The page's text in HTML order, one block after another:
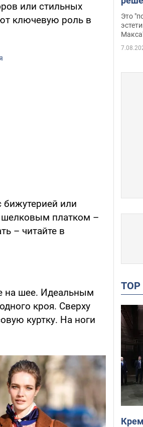
или стильных
ключевую роль в
бижутерией или
платком –
– читайте в
на шее. Идеальным
кроя. Сверху
куртку. На ноги
Это